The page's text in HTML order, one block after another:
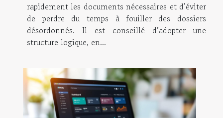
rapidement les documents nécessaires et d’éviter
de perdre du temps à fouiller des dossiers
désordonnés. Il est conseillé d’adopter une
structure logique, en...